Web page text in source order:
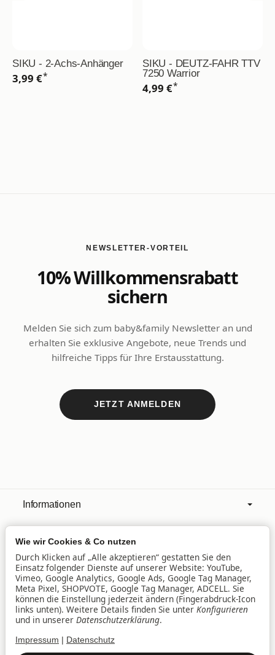
SIKU - 2-Achs-Anhänger
3,99 €*
SIKU - DEUTZ-FAHR TTV
7250 Warrior
4,99 €*
NEWSLETTER-VORTEIL
10% Willkommensrabatt
sichern
Melden Sie sich zum baby&family Newsletter an und
erhalten Sie exklusive Angebote, neue Trends und
hilfreiche Tipps für Ihre Erstausstattung.
JETZT ANMELDEN
Informationen
Mehr über
Filialen
Lieferservice
Wie wir Cookies & Co nutzen
Durch Klicken auf „Alle akzeptieren“ gestatten Sie den
Einsatz folgender Dienste auf unserer Website: YouTube,
Vimeo, Google Analytics, Google Ads, Google Tag Manager,
Meta Pixel, SHOPVOTE, Google Tag Manager, ADCELL. Sie
können die Einstellung jederzeit ändern (Fingerabdruck-Icon
links unten). Weitere Details finden Sie unter Konfigurieren
und in unserer Datenschutzerklärung.
Impressum Datenschutz